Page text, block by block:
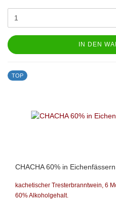
IN DEN
TOP
CHACHA 60% in
kachetischer Tresterbranntwein, 6
60% Alkoholgehalt.